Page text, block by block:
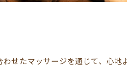
せたマッサージを通じて、心